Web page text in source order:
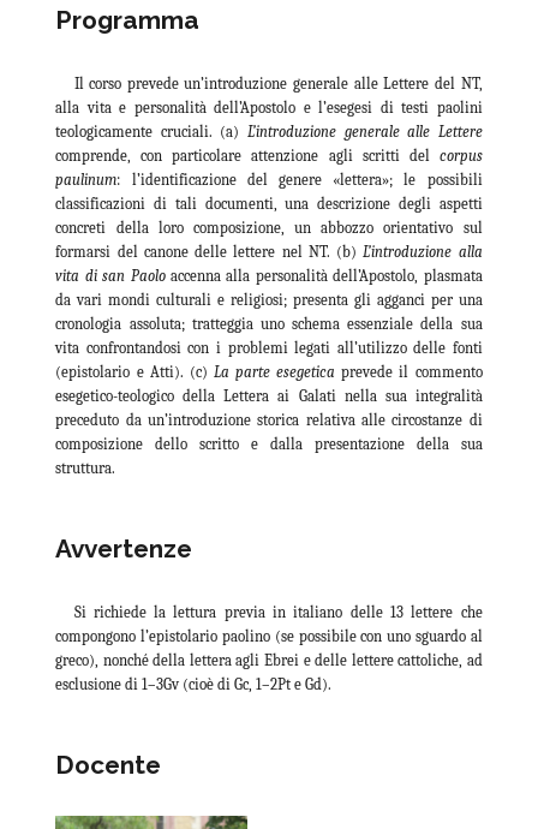
Programma
Il corso prevede un’introduzione generale alle Lettere del NT,
alla vita e personalità dell’Apostolo e l’esegesi di testi paolini
teologicamente cruciali. (a) L’introduzione generale alle Lettere
comprende, con particolare attenzione agli scritti del corpus
paulinum: l’identificazione del genere «lettera»; le possibili
classificazioni di tali documenti, una descrizione degli aspetti
concreti della loro composizione, un abbozzo orientativo sul
formarsi del canone delle lettere nel NT. (b)L’introduzione alla
vita di san Paoloaccenna alla personalità dell’Apostolo, plasmata
da vari mondi culturali e religiosi; presenta gli agganci per una
cronologia assoluta; tratteggia uno schema essenziale della sua
vita confrontandosi con i problemi legati all’utilizzo delle fonti
(epistolario e Atti). (c) La parte esegetica prevede il commento
esegetico-teologico della Lettera ai Galati nella sua integralità
preceduto da un’introduzione storica relativa alle circostanze di
composizione dello scritto e dalla presentazione della sua
struttura.
Avvertenze
Si richiede la lettura previa in italiano delle 13 lettere che
compongono l’epistolario paolino (se possibile con uno sguardo al
greco), nonché della lettera agli Ebrei e delle lettere cattoliche, ad
esclusione di 1–3Gv (cioè di Gc, 1–2Pt e Gd).
Docente